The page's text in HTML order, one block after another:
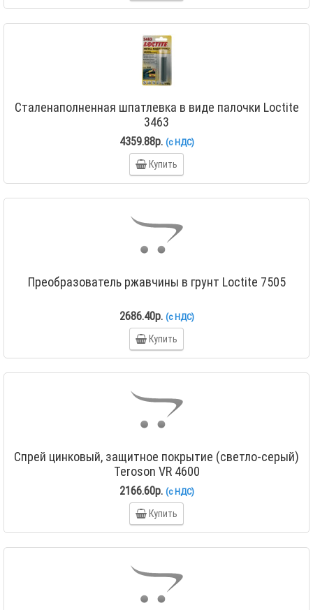
Сталенаполненная шпатлевка в виде палочки Loctite
3463
4359.88р. (с НДС)
Купить
Преобразователь ржавчины в грунт Loctite 7505
2686.40р. (с НДС)
Купить
Спрей цинковый, защитное покрытие (светло-серый)
Teroson VR 4600
2166.60р. (с НДС)
Купить